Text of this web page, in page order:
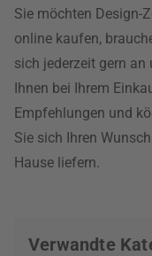
Sie möchten
online kaufen,
sich jederzeit gern an
Ihnen bei Ihrem
Empfehlungen und
Sie sich Ihren
Hause liefern.
Verwandte